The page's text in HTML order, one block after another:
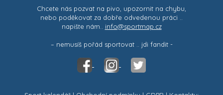
Chcete nás pozvat na pivo, upozornit na chybu,
nebo poděkovat za dobře odvedenou práci ..
napište nám.. info@sportmap.cz
– nemusíš pořád sportovat .. jdi fandit -